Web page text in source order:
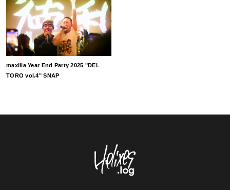
maxilla Year End Party 2025 "DEL
TORO vol.4" SNAP